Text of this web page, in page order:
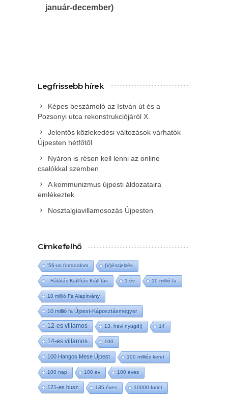
január-december)
Legfrissebb hírek
Képes beszámoló az István út és a
Pozsonyi utca rekonstrukciójáról X.
Jelentős közlekedési változások várhatók
Újpesten hétfőtől
Nyáron is résen kell lenni az online
csalókkal szemben
A kommunizmus újpesti áldozataira
emlékeztek
Nosztalgiavillamosozás Újpesten
Címkefelhő
'56-os forradalom (V)észjelzés
- Rálátás Kiállítás Kiállítás 1 év 10 millió fa
10 millió Fa Alapítvány
10 millió fa Újpest-Káposztásmegyer
12-es villamos 13. havi nyugdíj 14
14-es villamos 100
100 Hangos Mese Újpest 100 milliós keret
100 nap 100 év 100 éves
121-es busz 135 éves 10000 forint